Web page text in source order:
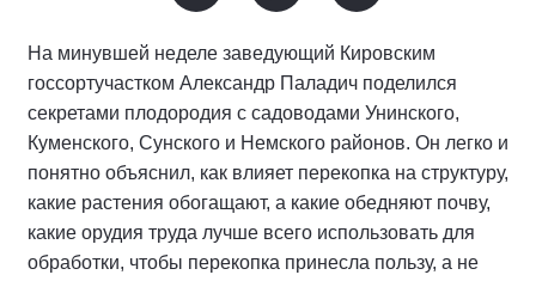
На минувшей неделе заведующий Кировским
госсортучастком Александр Паладич поделился
секретами плодородия с садоводами Унинского,
Куменского, Сунского и Немского районов. Он легко и
понятно объяснил, как влияет перекопка на структуру,
какие растения обогащают, а какие обедняют почву,
какие орудия труда лучше всего использовать для
обработки, чтобы перекопка принесла пользу, а не